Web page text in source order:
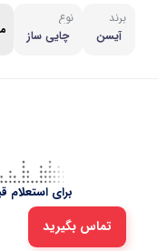
برند
آیسن
نوع
چایی ساز
برای
تماس بگیرید